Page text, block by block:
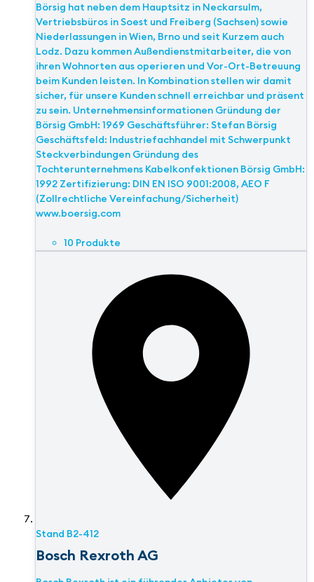
Börsig hat neben dem Hauptsitz in Neckarsulm,
Vertriebsbüros in Soest und Freiberg (Sachsen) sowie
Niederlassungen in Wien, Brno und seit Kurzem auch
Lodz. Dazu kommen Außendienstmitarbeiter, die von
ihren Wohnorten aus operieren und Vor-Ort-Betreuung
beim Kunden leisten. In Kombination stellen wir damit
sicher, für unsere Kunden schnell erreichbar und präsent
zu sein. Unternehmensinformationen Gründung der
Börsig GmbH: 1969 Geschäftsführer: Stefan Börsig
Geschäftsfeld: Industriefachhandel mit Schwerpunkt
Steckverbindungen Gründung des
Tochterunternehmens Kabelkonfektionen Börsig GmbH:
1992 Zertifizierung: DIN EN ISO 9001:2008, AEO F
(Zollrechtliche Vereinfachung/Sicherheit)
www.boersig.com
10 Produkte
Stand B2-412
Bosch Rexroth AG